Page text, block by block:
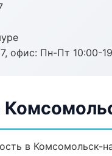
офис: Пн-Пт 10:00-
в Комсомольск-